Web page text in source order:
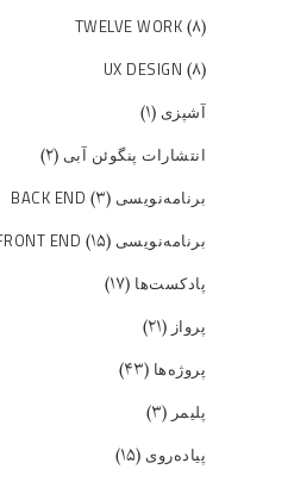
TWELVE WORK (۸)
UX DESIGN (۸)
آشپزی (۱)
انتشارات پنگوئن آبی (۲)
برنامه‌نویسی BACK END (۳)
برنامه‌نویسی FRONT END (۱۵)
پادکست‌ها (۱۷)
پرواز (۲۱)
پروژه‌ها (۴۳)
پلیمر (۳)
پیاده‌روی (۱۵)